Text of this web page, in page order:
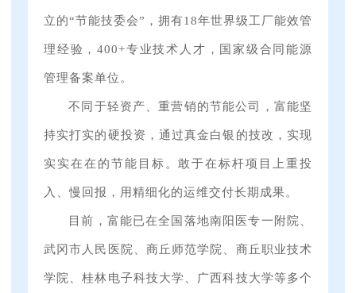
立的“节能技委会”，拥有18年世界级工厂能效管
理经验，400+专业技术人才，国家级合同能源
管理备案单位。
不同于轻资产、重营销的节能公司，富能坚
持实打实的硬投资，通过真金白银的技改，实现
实实在在的节能目标。敢于在标杆项目上重投
入、慢回报，用精细化的运维交付长期成果。
目前，富能已在全国落地南阳医专一附院、
武冈市人民医院、商丘师范学院、商丘职业技术
学院、桂林电子科技大学、广西科技大学等多个